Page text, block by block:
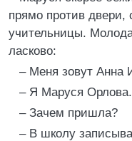
прямо против
учительницы.
ласково:
– Меня зовут Анна
– Я Маруся Орлова.
– Зачем пришла?
– В школу